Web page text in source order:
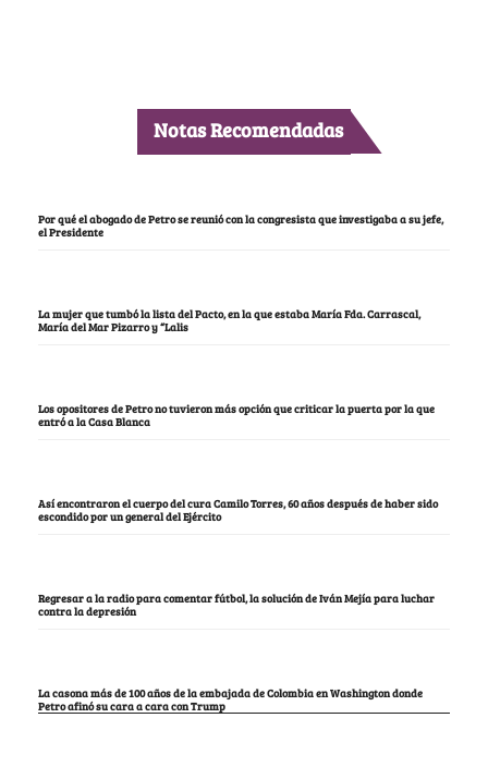
Notas Recomendadas
Por qué el abogado de Petro se reunió con la congresista que investigaba a su jefe,
el Presidente
La mujer que tumbó la lista del Pacto, en la que estaba María Fda. Carrascal,
María del Mar Pizarro y “Lalis
Los opositores de Petro no tuvieron más opción que criticar la puerta por la que
entró a la Casa Blanca
Así encontraron el cuerpo del cura Camilo Torres, 60 años después de haber sido
escondido por un general del Ejército
Regresar a la radio para comentar fútbol, la solución de Iván Mejía para luchar
contra la depresión
La casona más de 100 años de la embajada de Colombia en Washington donde
Petro afinó su cara a cara con Trump